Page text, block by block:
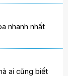
nhanh nhất
ai cũng biết